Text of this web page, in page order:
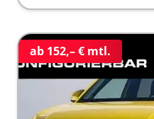
ab 152,– € mtl.